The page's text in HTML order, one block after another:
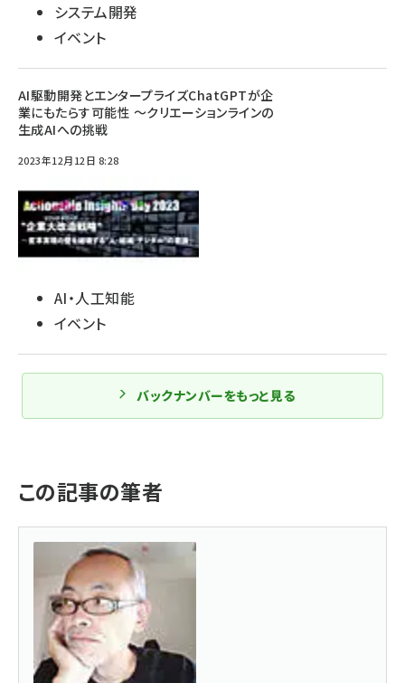
システム開発
イベント
AI駆動開発とエンタープライズChatGPTが企
業にもたらす可能性 〜クリエーションラインの
生成AIへの挑戦
2023年12月12日 8:28
AI・人工知能
イベント
バックナンバーをもっと見る
この記事の筆者